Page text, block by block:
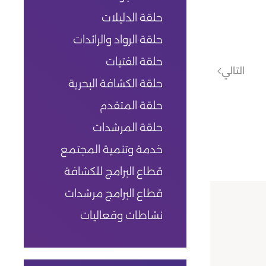
التالي
حلقة الدليلات
حلقة الرواد والرائدات
حلقة الفتيات
حلقة الكشافة البحرية
حلقة المتقدم
حلقة المرشدات
خدمة وتنمية المجتمع
قطاع البرامج للكشافة
قطاع البرامج مرشدات
نشاطات وفعاليات